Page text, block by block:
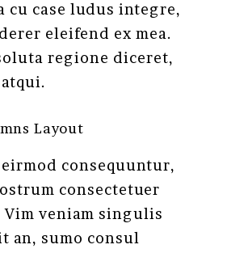
cu case ludus integre,
eleifend ex mea.
regione diceret,
Layout
eirmod consequuntur,
consectetuer
Vim veniam singulis
an, sumo consul